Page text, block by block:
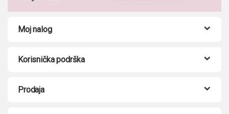
Moj nalog
Korisnička podrška
Prodaja